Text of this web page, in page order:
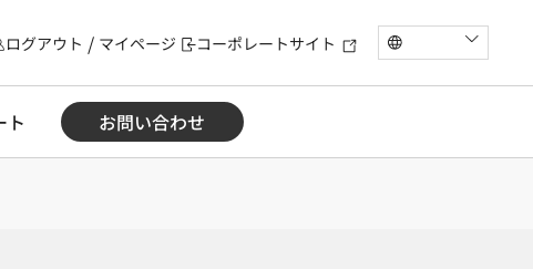
ログアウト マイページ コーポレートサイト
ト お問い合わせ